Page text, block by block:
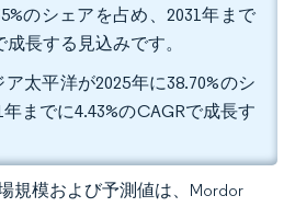
のシェアを占め、2031年まで
成長する見込みです。
太平洋が2025年に38.70%のシ
までに4.43%のCAGRで成長す
規模および予測値は、Mordor